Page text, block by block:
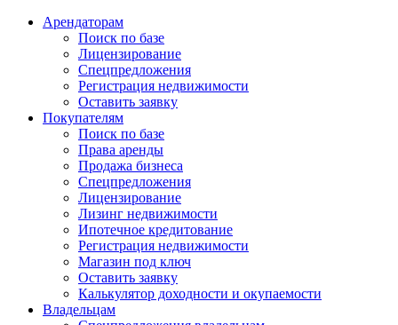
Арендаторам
Поиск по базе
Лицензирование
Спецпредложения
Регистрация недвижимости
Оставить заявку
Покупателям
Поиск по базе
Права аренды
Продажа бизнеса
Спецпредложения
Лицензирование
Лизинг недвижимости
Ипотечное кредитование
Регистрация недвижимости
Магазин под ключ
Оставить заявку
Калькулятор доходности и окупаемости
Владельцам